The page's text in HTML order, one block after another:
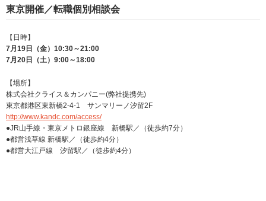
東京開催／転職個別相談会
【日時】
7月19日（金）10:30～21:00
7月20日（土）9:00～18:00
【場所】
株式会社クライス＆カンパニー(弊社提携先)
東京都港区東新橋2-4-1 サンマリーノ汐留2F
http://www.kandc.com/access/
●JR山手線・東京メトロ銀座線 新橋駅／（徒歩約7分）
●都営浅草線 新橋駅／（徒歩約4分）
●都営大江戸線 汐留駅／（徒歩約4分）